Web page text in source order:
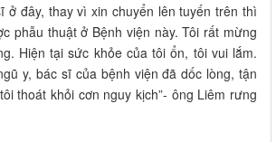
ở đây, thay vì xin chuyển lên tuyến trên thì
phẫu thuật ở Bệnh viện này. Tôi rất mừng
Hiện tại sức khỏe của tôi ổn, tôi vui lắm.
y, bác sĩ của bệnh viện đã dốc lòng, tận
thoát khỏi cơn nguy kịch”- ông Liêm rưng